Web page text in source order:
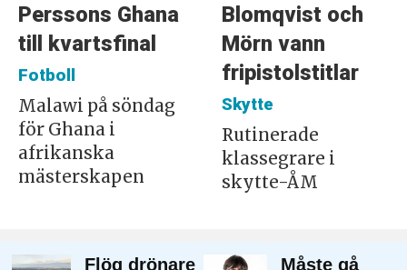
Perssons Ghana
till kvartsfinal
Fotboll
Malawi på söndag
för Ghana i
afrikanska
mästerskapen
Blomqvist och
Mörn vann
fripistolstitlar
Skytte
Rutinerade
klassegrare i
skytte-ÅM